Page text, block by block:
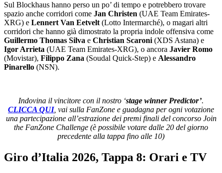
Sul Blockhaus hanno perso un po’ di tempo e potrebbero trovare
spazio anche corridori come Jan Christen (UAE Team Emirates-
XRG) e Lennert Van Eetvelt (Lotto Intermarché), o magari altri
corridori che hanno già dimostrato la propria indole offensiva come
Guillermo Thomas Silva e Christian Scaroni (XDS Astana) e
Igor Arrieta (UAE Team Emirates-XRG), o ancora Javier Romo
(Movistar), Filippo Zana (Soudal Quick-Step) e Alessandro
Pinarello (NSN).
Indovina il vincitore con il nostro ‘stage winner Predictor’.
CLICCA QUI, vai sulla FanZone e guadagna per ogni votazione
una partecipazione all’estrazione dei premi finali del concorso Join
the FanZone Challenge (è possibile votare dalle 20 del giorno
precedente alla tappa fino alle 10)
Giro d’Italia 2026, Tappa 8: Orari e TV